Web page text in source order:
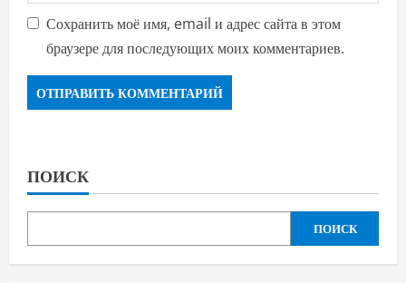
Сохранить моё имя, email и адрес сайта в этом
браузере для последующих моих комментариев.
ПОИСК
ПОИСК